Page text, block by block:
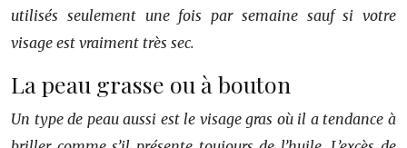
utilisés seulement une fois par semaine sauf si votre
visage est vraiment très sec.
La peau grasse ou à bouton
Un type de peau aussi est le visage gras où il a tendance à